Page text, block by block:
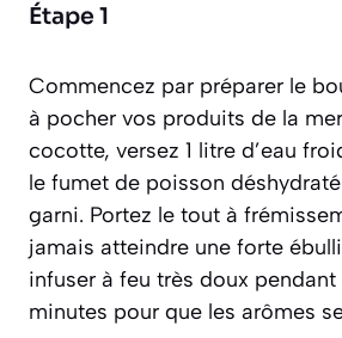
Étape 1
Commencez par préparer le
à pocher vos produits de la
cocotte, versez 1 litre d’eau
le fumet de poisson
garni. Portez le tout à
jamais atteindre une forte
infuser à feu très doux
minutes pour que les arômes